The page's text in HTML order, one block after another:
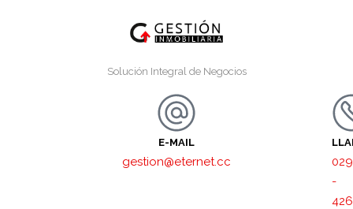
Solución Integral de Negocios
E-MAIL
gestion@eternet.cc
-